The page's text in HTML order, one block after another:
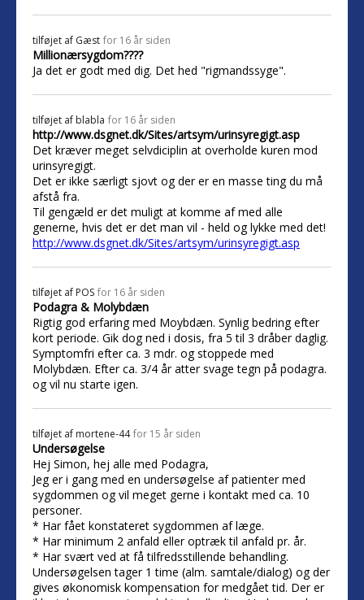
tilføjet af Gæst for 16 år siden
Millionærsygdom????
Ja det er godt med dig. Det hed "rigmandssyge".
tilføjet af blabla for 16 år siden
http://www.dsgnet.dk/Sites/artsym/urinsyregigt.asp
Det kræver meget selvdiciplin at overholde kuren mod
urinsyregigt.
Det er ikke særligt sjovt og der er en masse ting du må
afstå fra.
Til gengæld er det muligt at komme af med alle
generne, hvis det er det man vil - held og lykke med det!
http://www.dsgnet.dk/Sites/artsym/urinsyregigt.asp
tilføjet af POS for 16 år siden
Podagra & Molybdæn
Rigtig god erfaring med Moybdæn. Synlig bedring efter
kort periode. Gik dog ned i dosis, fra 5 til 3 dråber daglig.
Symptomfri efter ca. 3 mdr. og stoppede med
Molybdæn. Efter ca. 3/4 år atter svage tegn på podagra.
og vil nu starte igen.
tilføjet af mortene-44 for 15 år siden
Undersøgelse
Hej Simon, hej alle med Podagra,
Jeg er i gang med en undersøgelse af patienter med
sygdommen og vil meget gerne i kontakt med ca. 10
personer.
* Har fået konstateret sygdommen af læge.
* Har minimum 2 anfald eller optræk til anfald pr. år.
* Har svært ved at få tilfredsstillende behandling.
Undersøgelsen tager 1 time (alm. samtale/dialog) og der
gives økonomisk kompensation for medgået tid. Der er